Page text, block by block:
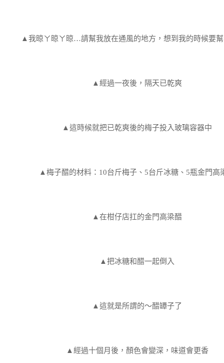
▲我晾ㄚ晾ㄚ晾…請幫我放在通風的地方，想到我的時候要
▲經過一夜後，隔天已乾爽
▲這時候就把已乾爽後的梅子投入玻璃容器中
▲梅子醋的材料：10台斤梅子、5台斤冰糖、5瓶金門高
▲在柑仔店扛的金門高梁醋
▲把冰糖和醋一起倒入
▲這就是所謂的～醋罈子了
▲經過十個月後，顏色會變深，味道會更香